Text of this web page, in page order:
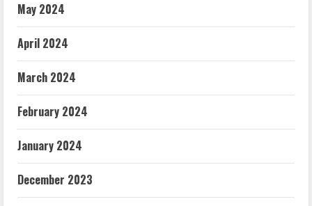
May 2024
April 2024
March 2024
February 2024
January 2024
December 2023